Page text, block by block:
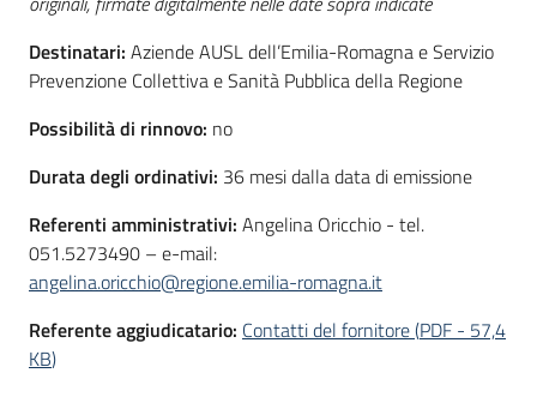
Destinatari: Aziende AUSL dell’Emilia-Romagna e Servizio
Prevenzione Collettiva e Sanità Pubblica della Regione
Possibilità di rinnovo: no
Durata degli ordinativi: 36 mesi dalla data di emissione
Referenti amministrativi: Angelina Oricchio - tel.
051.5273490 – e-mail:
angelina.oricchio@regione.emilia-romagna.it
Referente aggiudicatario: Contatti del fornitore(PDF - 57,4
KB)